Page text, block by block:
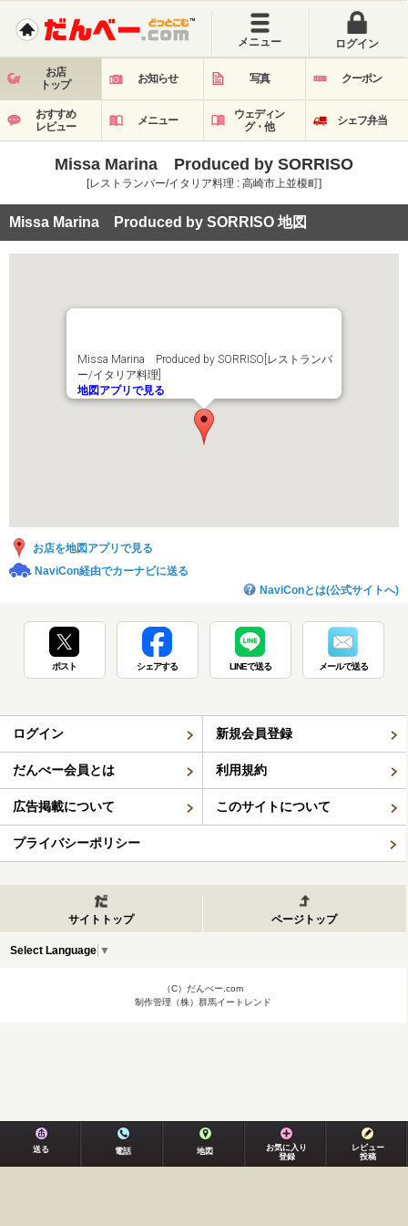
メニュー ログイン
お店
トップ
お知らせ 写真 クーポン
おすすめ
レビュー
メニュー
ウェディン
グ・他
シェフ弁当
Missa Marina Produced by SORRISO
[レストランバー/イタリア料理 : 高崎市上並榎町]
Missa Marina Produced by SORRISO 地図
Missa Marina Produced by SORRISO[レストランバ
ー/イタリア料理]
地図アプリで見る
お店を地図アプリで見る
NaviCon経由でカーナビに送る
NaviConとは(公式サイトへ)
ポスト シェアする LINEで送る メールで送る
ログイン 新規会員登録
だんべー会員とは 利用規約
広告掲載について このサイトについて
プライバシーポリシー
サイトトップ ページトップ
Select Language ▼
（C）だんべー.com
制作管理（株）群馬イートレンド
送る 電話 地図
お気に入り
登録
レビュー
投稿